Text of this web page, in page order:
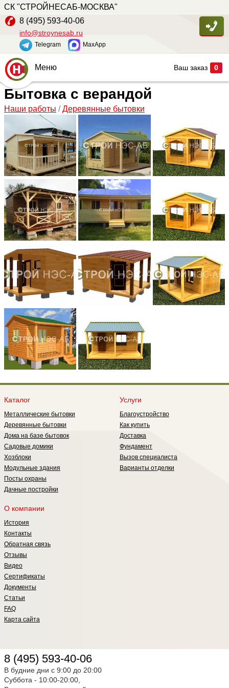
СК "СТРОЙНЕСАБ-МОСКВА"
8 (495) 593-40-06
info@stroynesab.ru
Telegram MaxApp
Ваш заказ 0
Главная
Каталог
Услуги
Наши работы
Сопутствующие товары
О компании
Контакты
Меню
Бытовка с верандой
Наши работы /Деревянные бытовки
Каталог
Металлические бытовки
Деревянные бытовки
Дома на базе бытовок
Садовые домики
Хозблоки
Модульные здания
Посты охраны
Дачные постройки
Услуги
Благоустройство
Как купить
Доставка
Фундамент
Вызов специалиста
Варианты отделки
О компании
История
Контакты
Обратная связь
Отзывы
Видео
Сертификаты
Документы
Статьи
FAQ
Карта сайта
8 (495) 593-40-06
В будние дни с 9:00 до 20:00
Суббота - 10:00-20:00,